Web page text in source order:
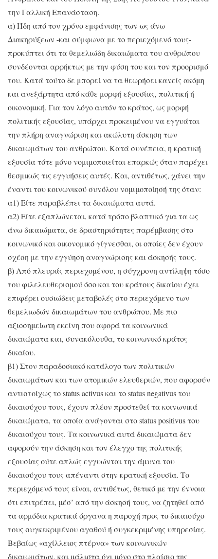
την Γαλλική Επανάσταση.
α) Ήδη από τον χρόνο εμφάνισης των ως άνω
Διακηρύξεων -και σύμφωνα με το περιεχόμενό τους-
προκύπτει ότι τα θεμελιώδη δικαιώματα του ανθρώπου
συνδέονται αρρήκτως με την φύση του και τον προορισμό
του. Κατά τούτο δε μπορεί να τα θεωρήσει κανείς ακόμη
και ανεξάρτητα από κάθε μορφή εξουσίας, πολιτική ή
οικονομική. Για τον λόγο αυτόν το κράτος, ως μορφή
πολιτικής εξουσίας, υπάρχει προκειμένου να εγγυάται
την πλήρη αναγνώριση και ακώλυτη άσκηση των
δικαιωμάτων του ανθρώπου. Κατά συνέπεια, η κρατική
εξουσία τότε μόνο νομιμοποιείται επαρκώς όταν παρέχει
θεσμικώς τις εγγυήσεις αυτές. Και, αντιθέτως, χάνει την
έναντι του κοινωνικού συνόλου νομιμοποίησή της όταν:
α1) Είτε παραβλέπει τα δικαιώματα αυτά.
α2) Είτε εξαπλώνεται, κατά τρόπο βλαπτικό για τα ως
άνω δικαιώματα, σε δραστηριότητες παρέμβασης στο
κοινωνικό και οικονομικό γίγνεσθαι, οι οποίες δεν έχουν
σχέση με την εγγύηση αναγνώρισης και άσκησής τους.
β) Από πλευράς περιεχομένου, η σύγχρονη αντίληψη τόσο
του φιλελευθερισμού όσο και του κράτους δικαίου έχει
επιφέρει ουσιώδεις μεταβολές στο περιεχόμενο των
θεμελιωδών δικαιωμάτων του ανθρώπου. Με πιο
αξιοσημείωτη εκείνη που αφορά τα κοινωνικά
δικαιώματα και, συνακόλουθα, το κοινωνικό κράτος
δικαίου.
β1) Στον παραδοσιακό κατάλογο των πολιτικών
δικαιωμάτων και των ατομικών ελευθεριών, που αφορούν
αντιστοίχως το status activus και το status negativus του
δικαιούχου τους, έχουν πλέον προστεθεί τα κοινωνικά
δικαιώματα, τα οποία ανάγονται στο status positivus του
δικαιούχου τους. Τα κοινωνικά αυτά δικαιώματα δεν
αφορούν την άσκηση και τον έλεγχο της πολιτικής
εξουσίας ούτε απλώς εγγυώνται την άμυνα του
δικαιούχου τους απέναντι στην κρατική εξουσία. Το
περιεχόμενό τους είναι, αντιθέτως, θετικό με την έννοια
ότι επιτρέπει, μέσ’ από την άσκησή τους, να ζητηθεί από
τα αρμόδια κρατικά όργανα η παροχή προς το δικαιούχο
τους συγκεκριμένου αγαθού ή συγκεκριμένης υπηρεσίας.
Βεβαίως «αχίλλειος πτέρνα» των κοινωνικών
δικαιωμάτων, και μάλιστα όχι μόνο στο πλαίσιο της